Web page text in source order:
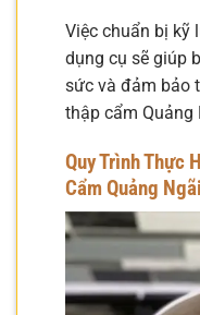
Việc chuẩn bị kỹ
dụng cụ sẽ giúp
sức và đảm bảo
thập cẩm Quảng
Quy Trình Thực
Cẩm Quảng